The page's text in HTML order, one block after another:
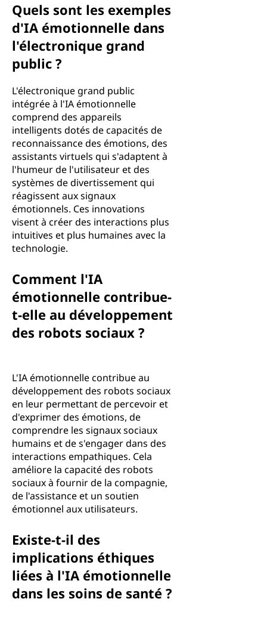
Quels sont les exemples
d'IA émotionnelle dans
l'électronique grand
public ?
L'électronique grand public
intégrée à l'IA émotionnelle
comprend des appareils
intelligents dotés de capacités de
reconnaissance des émotions, des
assistants virtuels qui s'adaptent à
l'humeur de l'utilisateur et des
systèmes de divertissement qui
réagissent aux signaux
émotionnels. Ces innovations
visent à créer des interactions plus
intuitives et plus humaines avec la
technologie.
Comment l'IA
émotionnelle contribue-
t-elle au développement
des robots sociaux ?
L'IA émotionnelle contribue au
développement des robots sociaux
en leur permettant de percevoir et
d'exprimer des émotions, de
comprendre les signaux sociaux
humains et de s'engager dans des
interactions empathiques. Cela
améliore la capacité des robots
sociaux à fournir de la compagnie,
de l'assistance et un soutien
émotionnel aux utilisateurs.
Existe-t-il des
implications éthiques
liées à l'IA émotionnelle
dans les soins de santé ?